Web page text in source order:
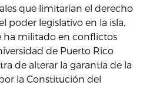
que limitarían el derecho
poder legislativo en la isla,
ha militado en conflictos
de Puerto Rico
de alterar la garantía de la
la Constitución del